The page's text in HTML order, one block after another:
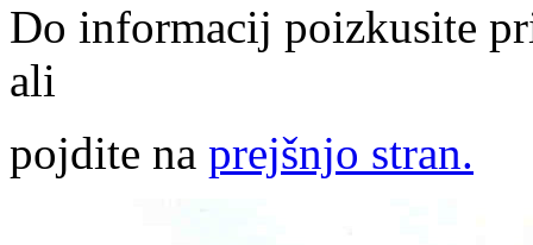
Do informacij poizkusite
ali
pojdite na prejšnjo stran.